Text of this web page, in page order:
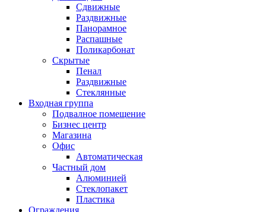
Сдвижные
Раздвижные
Панорамное
Распашные
Поликарбонат
Скрытые
Пенал
Раздвижные
Стеклянные
Входная группа
Подвалное помещение
Бизнес центр
Магазина
Офис
Автоматическая
Частный дом
Алюминией
Стеклопакет
Пластика
Ограждения